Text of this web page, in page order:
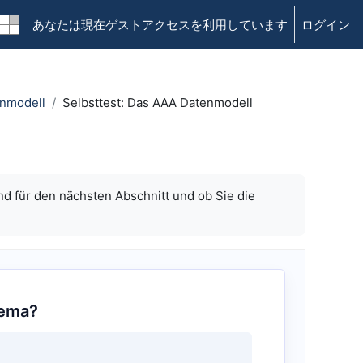
あなたは現在ゲストアクセスを利用しています ログイン
Selbsttest: Das AAA Datenmodell
für den nächsten Abschnitt und ob Sie die